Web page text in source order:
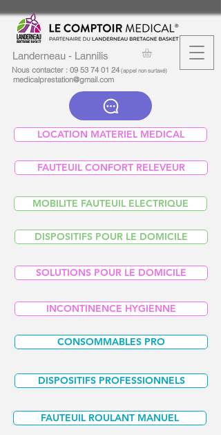
Landerneau - Lannilis
Nous contacter : 09 53 74 01 24 (appel non surtaxé)
medicalprestation@gmail.com
DISPOSITIFS POUR LE DOMICILE
DISPOSITIFS PROFESSIONNELS
INCONTINENCE HYGIENNE
LOCATION MATERIEL MEDICAL
MOBILITE FAUTEUIL ELECTRIQUE
FAUTEUIL CONFORT RELEVEUR
SOLUTIONS POUR LE DOMICILE
CONSOMMABLES PRO
FAUTEUIL ROULANT MANUEL